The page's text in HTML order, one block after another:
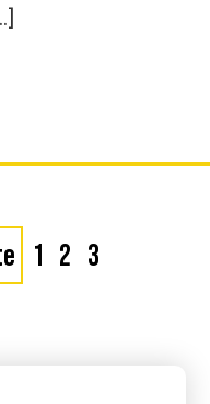
Page
1 Page
2 Page
3